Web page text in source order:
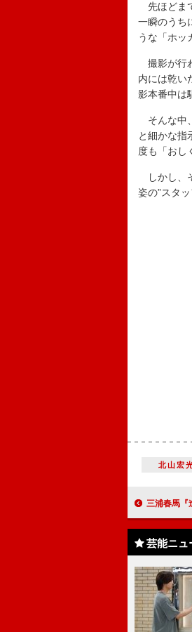
先ほどま
一瞬のうち
うな「ホッ
撮影が行
内には乾い
影本番中は
そんな中
と細かな指
度も「おし
しかし、
姿の”スタ
北山宏
三浦春馬『進撃の巨
芸能ニュ